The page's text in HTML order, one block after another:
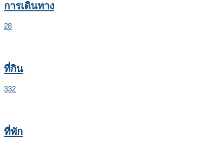
การเดินทาง
28
ที่กิน
332
ที่พัก